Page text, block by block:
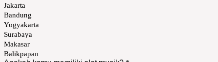
Jakarta
Bandung
Yogyakarta
Surabaya
Makasar
Balikpapan